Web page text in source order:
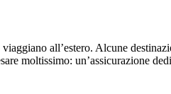
all’estero. Alcune
moltissimo: un’assicurazione